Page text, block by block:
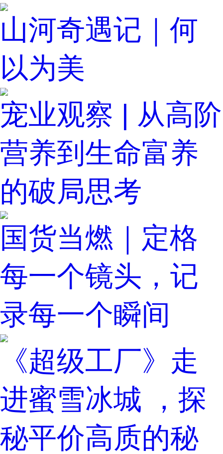
山河奇遇记｜何
以为美
宠业观察 | 从高阶
营养到生命富养
的破局思考
国货当燃｜定格
每一个镜头，记
录每一个瞬间
《超级工厂》走
进蜜雪冰城 ，探
秘平价高质的秘